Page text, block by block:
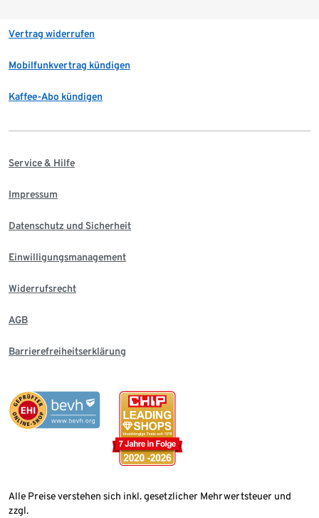
Vertrag widerrufen
Mobilfunkvertrag kündigen
Kaffee-Abo kündigen
Service & Hilfe
Impressum
Datenschutz und Sicherheit
Einwilligungsmanagement
Widerrufsrecht
AGB
Barrierefreiheitserklärung
Alle Preise verstehen sich inkl. gesetzlicher Mehrwertsteuer und
zzgl.